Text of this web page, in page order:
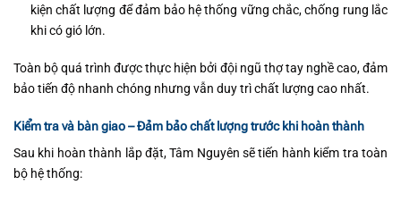
kiện chất lượng để đảm bảo hệ thống vững chắc, chống rung lắc
khi có gió lớn.
Toàn bộ quá trình được thực hiện bởi đội ngũ thợ tay nghề cao, đảm
bảo tiến độ nhanh chóng nhưng vẫn duy trì chất lượng cao nhất.
Kiểm tra và bàn giao – Đảm bảo chất lượng trước khi hoàn thành
Sau khi hoàn thành lắp đặt, Tâm Nguyên sẽ tiến hành kiểm tra toàn
bộ hệ thống: